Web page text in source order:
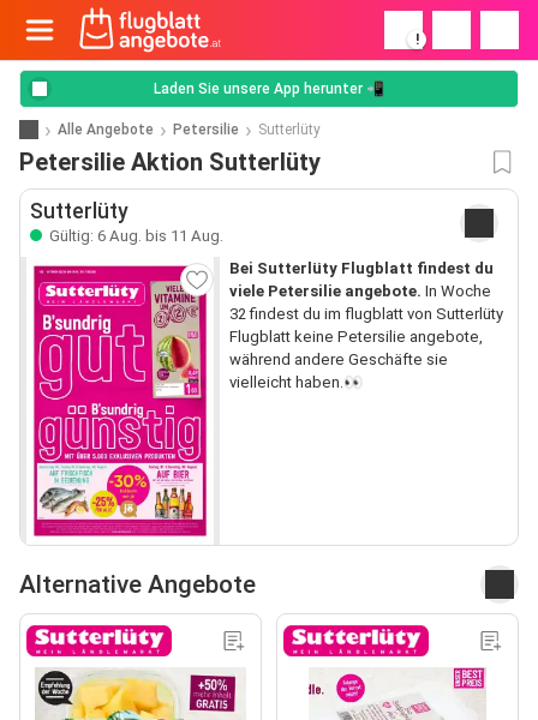
!
Laden Sie unsere App herunter 📲
Alle Angebote Petersilie Sutterlüty
Petersilie Aktion Sutterlüty
Sutterlüty
Gültig: 6 Aug. bis 11 Aug.
Bei Sutterlüty Flugblatt findest du
viele Petersilie angebote. In Woche
32 findest du im flugblatt von Sutterlüty
Flugblatt keine Petersilie angebote,
während andere Geschäfte sie
vielleicht haben.👀
Alternative Angebote